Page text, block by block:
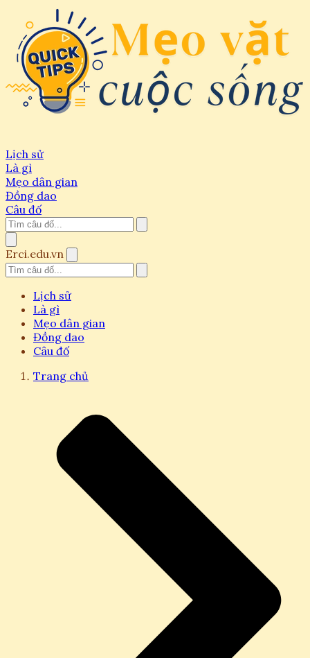
Lịch sử
Là gì
Mẹo dân gian
Đồng dao
Câu đố
Erci.edu.vn
Lịch sử
Là gì
Mẹo dân gian
Đồng dao
Câu đố
Trang chủ